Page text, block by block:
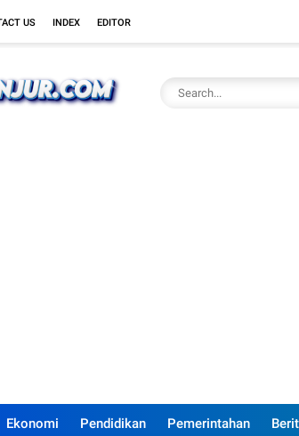
US INDEX EDITOR
Ekonomi Pendidikan Pemerintahan